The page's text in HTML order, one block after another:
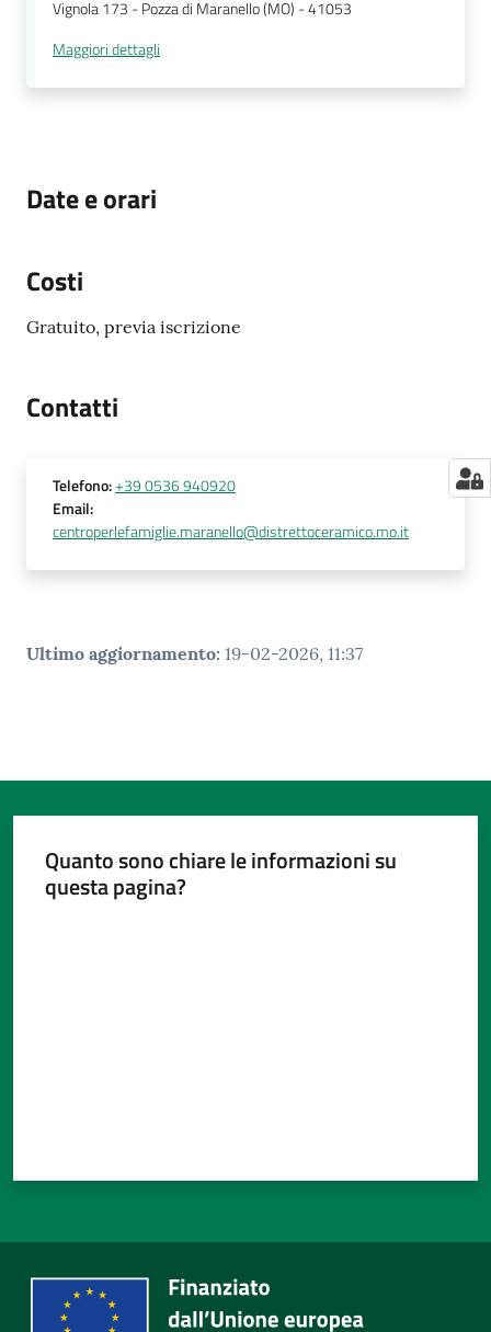
Vignola 173 - Pozza di Maranello (MO) - 41053
Maggiori dettagli
Date e orari
Costi
Gratuito, previa iscrizione
Contatti
Telefono:+39 0536 940920
Email:
centroperlefamiglie.maranello@distrettoceramico.mo.it
Ultimo aggiornamento: 19-02-2026, 11:37
Quanto sono chiare le informazioni su
questa pagina?